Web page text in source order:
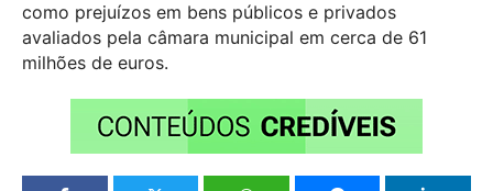
como prejuízos em bens públicos e privados
avaliados pela câmara municipal em cerca de 61
milhões de euros.